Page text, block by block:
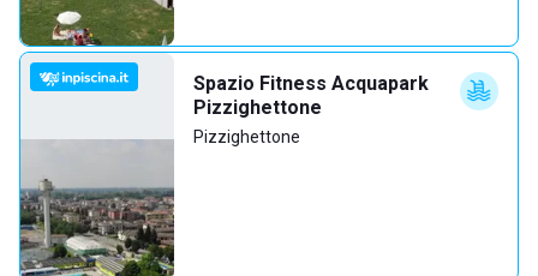
Spazio Fitness Acquapark
Pizzighettone
Pizzighettone